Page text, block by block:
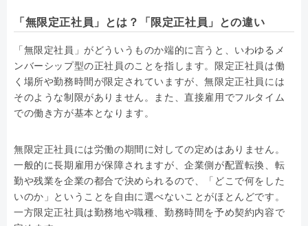
「無限定正社員」とは？「限定正社員」との違い
「無限定社員」がどういうものか端的に言うと、いわゆるメ
ンバーシップ型の正社員のことを指します。限定正社員は働
く場所や勤務時間が限定されていますが、無限定正社員には
そのような制限がありません。また、直接雇用でフルタイム
での働き方が基本となります。
無限定正社員には労働の期間に対しての定めはありません。
一般的に長期雇用が保障されますが、企業側が配置転換、転
勤や残業を企業の都合で決められるので、「どこで何をした
いのか」ということを自由に選べないことがほとんどです。
一方限定正社員は勤務地や職種、勤務時間を予め契約内容で